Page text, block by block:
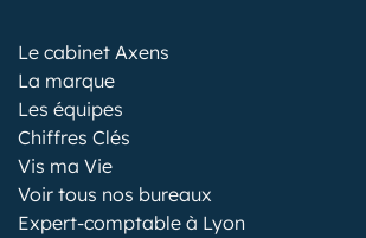
Le cabinet Axens
La marque
Les équipes
Chiffres Clés
Vis ma Vie
Voir tous nos bureaux
Expert-comptable à Lyon